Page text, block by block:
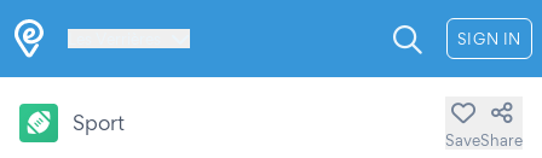
SIGN IN
Sport
SaveShare